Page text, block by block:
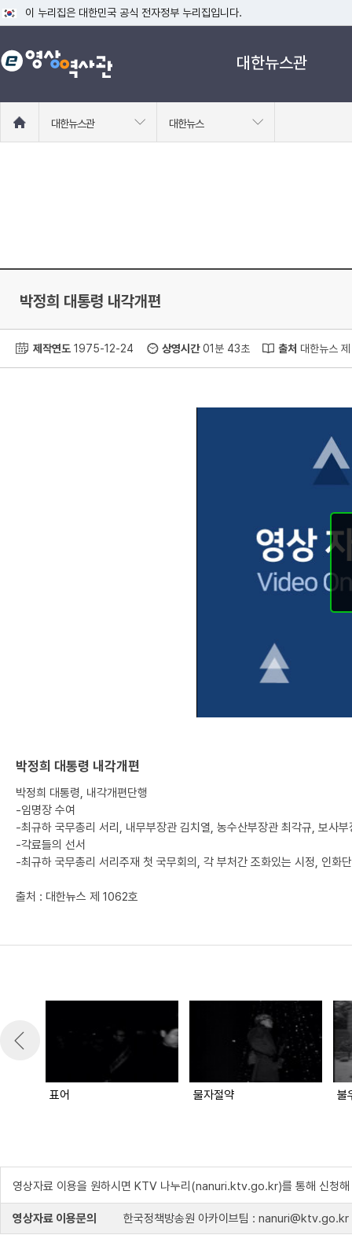
이 누리집은 대한민국 공식 전자정부 누리집입니다.
공식 누리집 주소 확인하기
go.kr 주소를 사용하는 누리집은 대한민국 정부기관이 관리하는 누리집입니
대한뉴스관
로
대한뉴스관 대한뉴스
박정희 대통령 내각개편
제작연도 1975-12-24 상영시간01분 43초 출처 대한뉴스
박정희 대통령 내각개편
박정희 대통령, 내각개편단행
-임명장 수여
-최규하 국무총리 서리, 내무부장관 김치열, 농수산부장관 최각규, 보사
-각료들의 선서
-최규하 국무총리 서리주재 첫 국무회의, 각 부처간 조화있는 시정, 인화
출처 : 대한뉴스 제 1062호
표어 물자절약 불
영상자료 이용을 원하시면 KTV 나누리(nanuri.ktv.go.kr)를 통해 신청해
영상자료 이용문의 한국정책방송원 아카이브팀 : nanuri@ktv.go.kr